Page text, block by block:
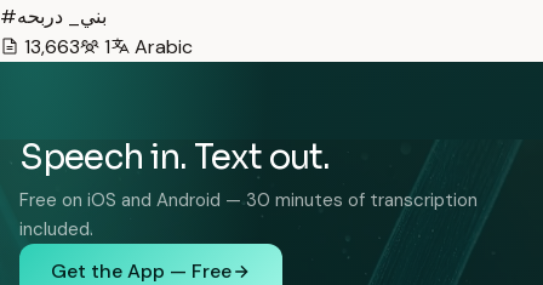
#بني_ دربحه
13,663
1 Arabic
Speech in. Text out.
Free on iOS and Android — 30 minutes of transcription
included.
Get the App — Free